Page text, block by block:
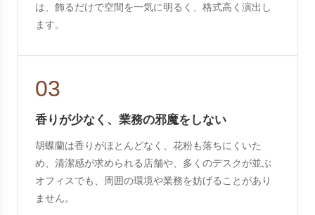
は、飾るだけで空間を一気に明るく、格式高く演出し
ます。
03
香りが少なく、業務の邪魔をしない
胡蝶蘭は香りがほとんどなく、花粉も落ちにくいた
め、清潔感が求められる店舗や、多くのデスクが並ぶ
オフィスでも、周囲の環境や業務を妨げることがあり
ません。